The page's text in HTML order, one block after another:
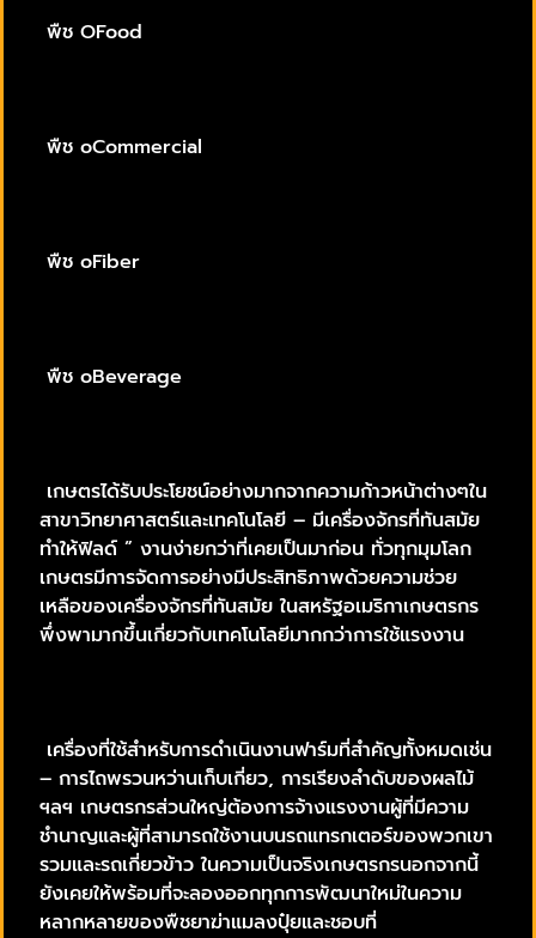
พืช OFood
พืช oCommercial
พืช oFiber
พืช oBeverage
เกษตรได้รับประโยชน์อย่างมากจากความก้าวหน้าต่างๆใน
สาขาวิทยาศาสตร์และเทคโนโลยี – มีเครื่องจักรที่ทันสมัย
ทำให้ฟิลด์ ” งานง่ายกว่าที่เคยเป็นมาก่อน ทั่วทุกมุมโลก
เกษตรมีการจัดการอย่างมีประสิทธิภาพด้วยความช่วย
เหลือของเครื่องจักรที่ทันสมัย ในสหรัฐอเมริกาเกษตรกร
พึ่งพามากขึ้นเกี่ยวกับเทคโนโลยีมากกว่าการใช้แรงงาน
เครื่องที่ใช้สำหรับการดำเนินงานฟาร์มที่สำคัญทั้งหมดเช่น
– การไถพรวนหว่านเก็บเกี่ยว, การเรียงลำดับของผลไม้
ฯลฯ เกษตรกรส่วนใหญ่ต้องการจ้างแรงงานผู้ที่มีความ
ชำนาญและผู้ที่สามารถใช้งานบนรถแทรกเตอร์ของพวกเขา
รวมและรถเกี่ยวข้าว ในความเป็นจริงเกษตรกรนอกจากนี้
ยังเคยให้พร้อมที่จะลองออกทุกการพัฒนาใหม่ในความ
หลากหลายของพืชยาฆ่าแมลงปุ๋ยและชอบที่